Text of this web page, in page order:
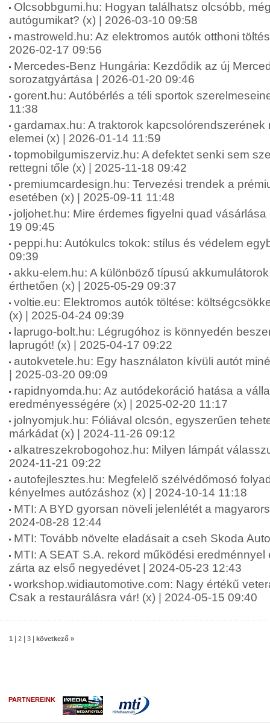
Olcsobbgumi.hu: Hogyan találhatsz olcsóbb,
autógumikat? (x) | 2026-03-10 09:58
mastroweld.hu: Az elektromos autók otthoni
2026-02-17 09:56
Mercedes-Benz Hungária: Kezdődik az új
sorozatgyártása | 2026-01-20 09:46
gorent.hu: Autóbérlés a téli sportok
11:38
gardamax.hu: A traktorok kapcsolórendszerének
elemei (x) | 2026-01-14 11:59
topmobilgumiszerviz.hu: A defektet senki sem
rettegni tőle (x) | 2025-11-18 09:42
premiumcardesign.hu: Tervezési trendek a
esetében (x) | 2025-09-11 11:48
joljohet.hu: Mire érdemes figyelni quad
19 09:45
peppi.hu: Autókulcs tokok: stílus és védelem
09:39
akku-elem.hu: A különböző típusú
érthetően (x) | 2025-05-29 09:37
voltie.eu: Elektromos autók töltése:
(x) | 2025-04-24 09:39
laprugo-bolt.hu: Légrugóhoz is könnyedén
laprugót! (x) | 2025-04-17 09:22
autokvetele.hu: Egy használaton kívüli autót
| 2025-03-20 09:09
rapidnyomda.hu: Az autódekoráció hatása a
eredményességére (x) | 2025-02-20 11:17
jolnyomjuk.hu: Fóliával olcsón, egyszerűen
márkádat (x) | 2024-11-26 09:12
alkatreszekrobogohoz.hu: Milyen lámpát
2024-11-21 09:22
autofejlesztes.hu: Megfelelő szélvédőmosó
kényelmes autózáshoz (x) | 2024-10-14 11:18
MTI: A BYD gyorsan növeli jelenlétét a
2024-08-28 12:44
MTI: Tovább növelte eladásait a cseh Skoda
MTI: A SEAT S.A. rekord működési
zárta az első negyedévet | 2024-05-23 12:43
workshop.widiautomotive.com: Nagy értékű
Csak a restaurálásra vár! (x) | 2024-05-15 09:40
1 2 3 következő »
PARTNEREINK